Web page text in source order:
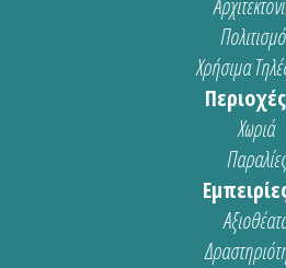
Χρήσιμα
Περιοχές
Χωριά
Παραλίες